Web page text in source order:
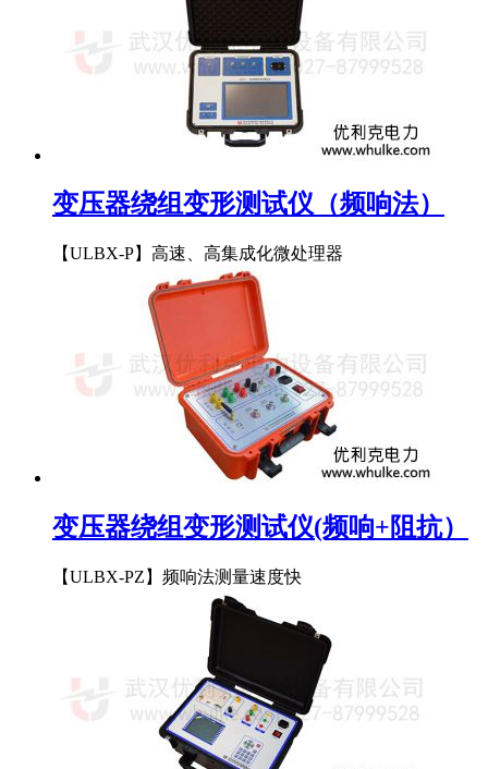
变压器绕组变形测试仪（频响法）
【ULBX-P】高速、高集成化微处理器
变压器绕组变形测试仪(频响+阻抗）
【ULBX-PZ】频响法测量速度快